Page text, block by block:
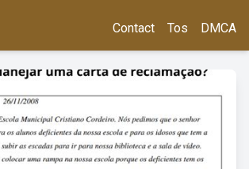
Contact Tos DMCA